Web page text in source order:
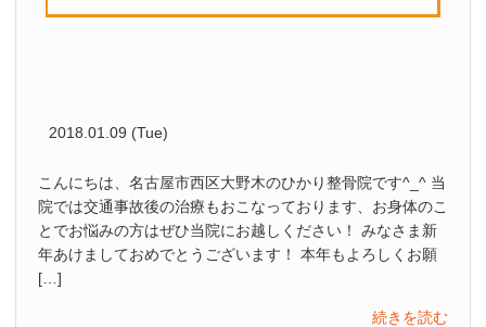
2018.01.09 (Tue)
こんにちは、名古屋市西区大野木のひかり整骨院です^_^ 当
院では交通事故後の治療もおこなっております、お身体のこ
とでお悩みの方はぜひ当院にお越しください！ みなさま新
年あけましておめでとうございます！ 本年もよろしくお願
[…]
続きを読む